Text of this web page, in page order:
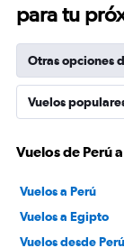
para tu
Otras opciones
Vuelos
Vuelos de Perú
Vuelos a Perú
Vuelos a Egipto
Vuelos desde Perú